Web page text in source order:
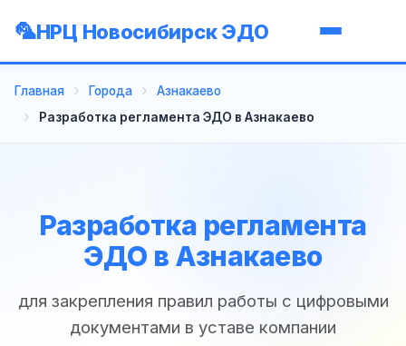
НРЦ Новосибирск ЭДО
Главная Города
Азнакаево
Разработка регламента ЭДО в Азнакаево
Разработка регламента
ЭДО в Азнакаево
для закрепления правил работы с цифровыми
документами в уставе компании